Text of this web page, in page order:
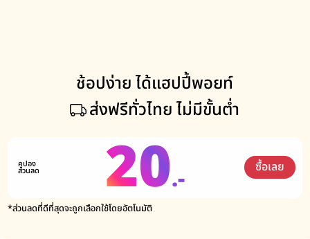
ช้อปง่าย ได้แฮปปี้พอยท์
ส่งฟรีทั่วไทย ไม่มีขั้นต่ำ
คูปอง
ส่วนลด 20.- ซื้อเลย
*ส่วนลดที่ดีที่สุดจะถูกเลือกใช้โดยอัตโนมัติ